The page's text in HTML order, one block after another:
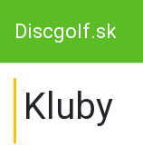
Discgolf.sk
Kluby